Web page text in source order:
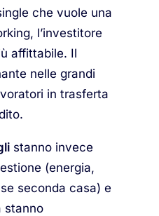
che vuole una
l’investitore
affittabile. Il
nelle grandi
in trasferta
stanno invece
(energia,
seconda casa) e
stanno